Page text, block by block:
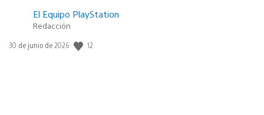
El Equipo PlayStation
Redacción
Fecha
30 de junio de 2026 12